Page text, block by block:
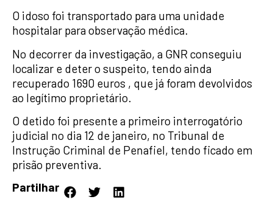
O idoso foi transportado para uma unidade
hospitalar para observação médica.
No decorrer da investigação, a GNR conseguiu
localizar e deter o suspeito, tendo ainda
recuperado 1690 euros , que já foram devolvidos
ao legítimo proprietário.
O detido foi presente a primeiro interrogatório
judicial no dia 12 de janeiro, no Tribunal de
Instrução Criminal de Penafiel, tendo ficado em
prisão preventiva.
Partilhar